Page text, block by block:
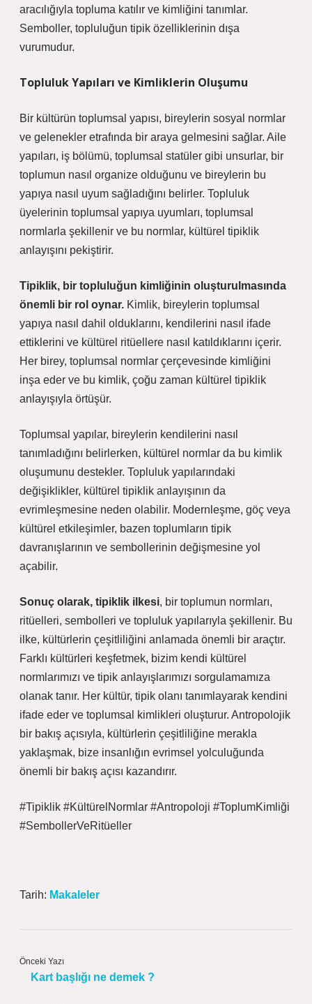
aracılığıyla topluma katılır ve kimliğini tanımlar.
Semboller, topluluğun tipik özelliklerinin dışa
vurumudur.
Topluluk Yapıları ve Kimliklerin Oluşumu
Bir kültürün toplumsal yapısı, bireylerin sosyal normlar
ve gelenekler etrafında bir araya gelmesini sağlar. Aile
yapıları, iş bölümü, toplumsal statüler gibi unsurlar, bir
toplumun nasıl organize olduğunu ve bireylerin bu
yapıya nasıl uyum sağladığını belirler. Topluluk
üyelerinin toplumsal yapıya uyumları, toplumsal
normlarla şekillenir ve bu normlar, kültürel tipiklik
anlayışını pekiştirir.
Tipiklik, bir topluluğun kimliğinin oluşturulmasında
önemli bir rol oynar. Kimlik, bireylerin toplumsal
yapıya nasıl dahil olduklarını, kendilerini nasıl ifade
ettiklerini ve kültürel ritüellere nasıl katıldıklarını içerir.
Her birey, toplumsal normlar çerçevesinde kimliğini
inşa eder ve bu kimlik, çoğu zaman kültürel tipiklik
anlayışıyla örtüşür.
Toplumsal yapılar, bireylerin kendilerini nasıl
tanımladığını belirlerken, kültürel normlar da bu kimlik
oluşumunu destekler. Topluluk yapılarındaki
değişiklikler, kültürel tipiklik anlayışının da
evrimleşmesine neden olabilir. Modernleşme, göç veya
kültürel etkileşimler, bazen toplumların tipik
davranışlarının ve sembollerinin değişmesine yol
açabilir.
Sonuç olarak, tipiklik ilkesi, bir toplumun normları,
ritüelleri, sembolleri ve topluluk yapılarıyla şekillenir. Bu
ilke, kültürlerin çeşitliliğini anlamada önemli bir araçtır.
Farklı kültürleri keşfetmek, bizim kendi kültürel
normlarımızı ve tipik anlayışlarımızı sorgulamamıza
olanak tanır. Her kültür, tipik olanı tanımlayarak kendini
ifade eder ve toplumsal kimlikleri oluşturur. Antropolojik
bir bakış açısıyla, kültürlerin çeşitliliğine merakla
yaklaşmak, bize insanlığın evrimsel yolculuğunda
önemli bir bakış açısı kazandırır.
#Tipiklik #KültürelNormlar #Antropoloji #ToplumKimliği
#SembollerVeRitüeller
Tarih: Makaleler
Önceki Yazı
Kart başlığı ne demek ?